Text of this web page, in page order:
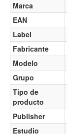
Marca
EAN
Label
Fabricante
Modelo
Grupo
Tipo de
producto
Publisher
Estudio